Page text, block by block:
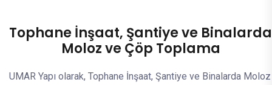
Tophane İnşaat, Şantiye ve Binalarda
Moloz ve Çöp Toplama
UMAR Yapı olarak, Tophane İnşaat, Şantiye ve Binalarda Moloz